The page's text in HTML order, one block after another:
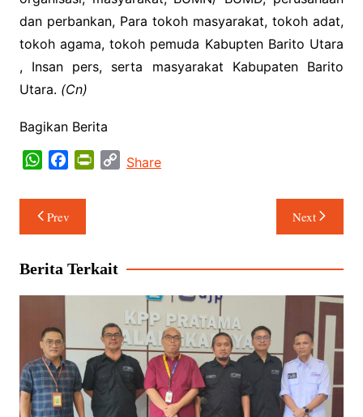
dan perbankan, Para tokoh masyarakat, tokoh adat,
tokoh agama, tokoh pemuda Kabupten Barito Utara
, Insan pers, serta masyarakat Kabupaten Barito
Utara. (Cn)
Bagikan Berita
W
a
t
s
p
p
c
e
b
o
k
r
i
n
d
C
k
Share
Navigasi
pos
Prev Next
Berita Terkait